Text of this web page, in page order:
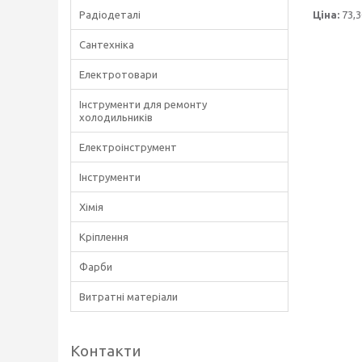
Ціна:
Радіодеталі
Сантехніка
Електротовари
Інструменти для ремонту
холодильників
Електроінструмент
Інструменти
Хімія
Кріплення
Фарби
Витратні матеріали
Контакти